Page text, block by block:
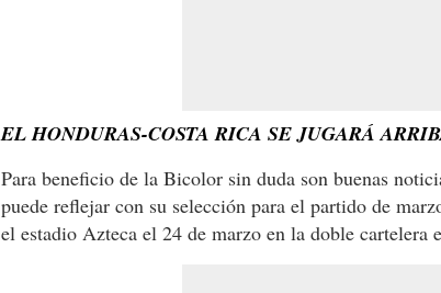
EL HONDURAS-COSTA RICA SE JUGARÁ
Para beneficio de la Bicolor sin duda son buenas
puede reflejar con su selección para el partido de
el estadio Azteca el 24 de marzo en la doble cartelera